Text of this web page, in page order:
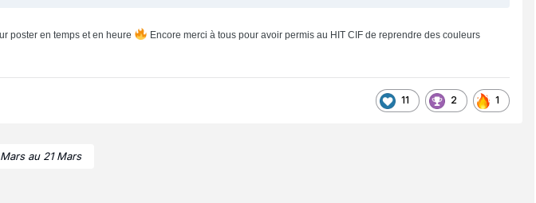
poster en temps et en heure
Encore merci à tous pour avoir permis au HIT CIF de reprendre des couleurs
11 2 1
au 21 Mars